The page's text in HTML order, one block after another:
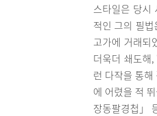
스타일은 당시
적인 그의 필
고가에 거래되
더욱더 쇄도해
런 다작을 통
에 어렸을 적
장동팔경첩」